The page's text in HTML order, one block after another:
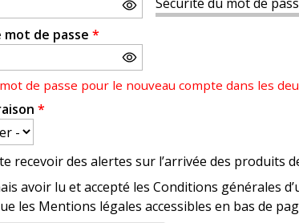
mot de passe *
de passe pour le nouveau compte dans les
*
recevoir des alertes sur l’arrivée des produits
avoir lu et accepté les Conditions générales
les Mentions légales accessibles en bas de